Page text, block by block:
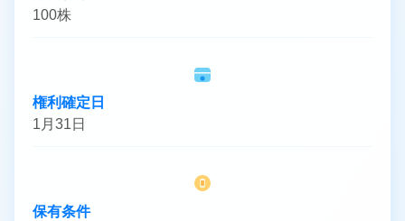
100株
権利確定日
1月31日
保有条件